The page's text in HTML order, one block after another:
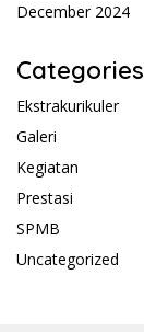
December 2024
Categories
Ekstrakurikuler
Galeri
Kegiatan
Prestasi
SPMB
Uncategorized